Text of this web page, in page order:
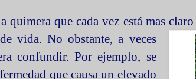
quimera que cada vez está mas
vida. No obstante, a veces
confundir. Por ejemplo, se
que causa un elevado